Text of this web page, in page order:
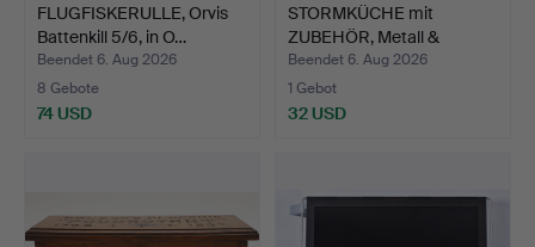
FLUGFISKERULLE, Orvis
Battenkill 5/6, in O…
Beendet 6. Aug 2026
8 Gebote
74 USD
STORMKÜCHE mit
ZUBEHÖR, Metall &
Kunststof…
Beendet 6. Aug 2026
1 Gebot
32 USD